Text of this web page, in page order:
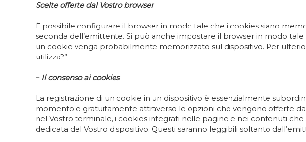
Scelte offerte dal Vostro browser
È possibile configurare il browser in modo tale che i cookies siano
seconda dell’emittente. Si può anche impostare il browser in modo
un cookie venga probabilmente memorizzato sul dispositivo. Per
utilizza?”
– Il consenso ai cookies
La registrazione di un cookie in un dispositivo è essenzialmente
momento e gratuitamente attraverso le opzioni che vengono offerte
nel Vostro terminale, i cookies integrati nelle pagine e nei contenuti
dedicata del Vostro dispositivo. Questi saranno leggibili soltanto